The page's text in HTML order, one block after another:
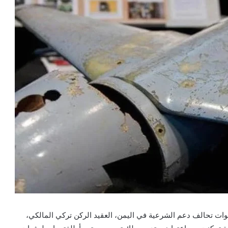
تحالف دعم الشرعية في اليمن، العقيد الركن تركي المالكي،